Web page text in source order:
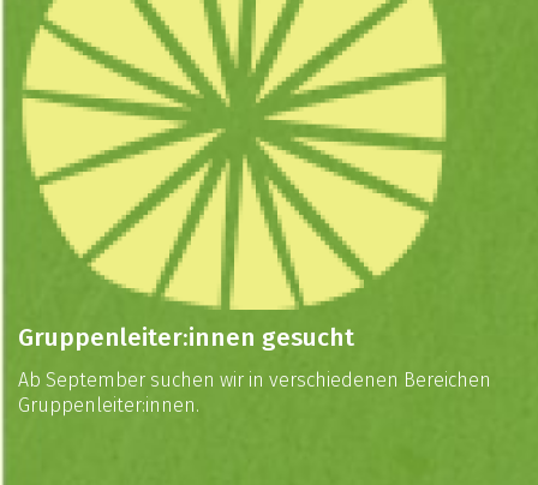
Gruppenleiter:innen gesucht
Ab September suchen wir in verschiedenen Bereichen
Gruppenleiter:innen.